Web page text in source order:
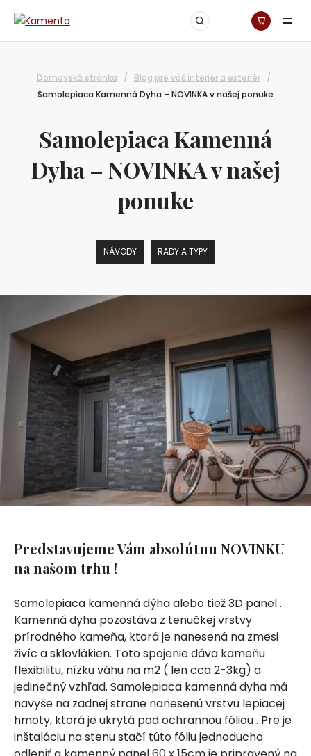
Domovská stránka / Blog pre váš interiér a exteriér/
Samolepiaca Kamenná Dyha – NOVINKA v našej ponuke
Samolepiaca Kamenná
Dyha – NOVINKA v našej
ponuke
NÁVODY RADY A TYPY
Predstavujeme Vám absolútnu NOVINKU
na našom trhu !
Samolepiaca kamenná dýha alebo tiež 3D panel .
Kamenná dyha pozostáva z tenučkej vrstvy
prírodného kameňa, ktorá je nanesená na zmesi
živíc a sklovlákien. Toto spojenie dáva kameňu
flexibilitu, nízku váhu na m2 ( len cca 2-3kg) a
jedinečný vzhľad. Samolepiaca kamenná dyha má
navyše na zadnej strane nanesenú vrstvu lepiacej
hmoty, ktorá je ukrytá pod ochrannou fóliou . Pre je
inštaláciu na stenu stačí túto fóliu jednoducho